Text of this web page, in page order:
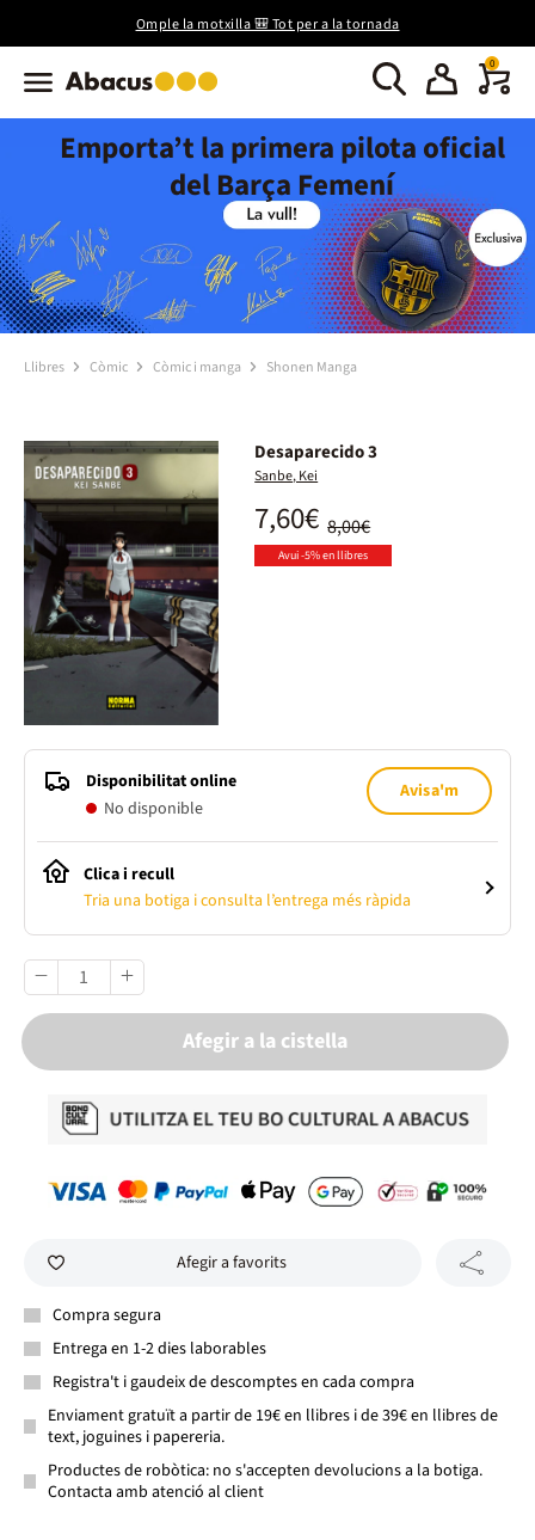
Omple la motxilla 🎒 Tot per a la tornada
0
Emporta’t la primera pilota oficial
del Barça Femení
Llibres Còmic Còmic i manga Shonen Manga
Desaparecido 3
Sanbe, Kei
8,00€
7,60€
Avui -5% en llibres
Disponibilitat online
No disponible
Avisa'm
Clica i recull
Tria una botiga i consulta l’entrega més ràpida
Afegir a la cistella
Afegir a favorits
Compra segura
Entrega en 1-2 dies laborables
Registra't i gaudeix de descomptes en cada compra
Enviament gratuït a partir de 19€ en llibres i de 39€ en llibres de
text, joguines i papereria.
Productes de robòtica: no s'accepten devolucions a la botiga.
Contacta amb atenció al client